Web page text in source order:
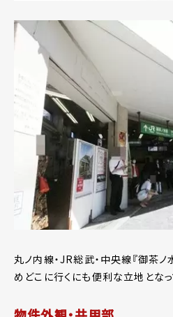
丸ノ内線・JR総武・中央線『御茶
めどこに行くにも便利な立地となっ